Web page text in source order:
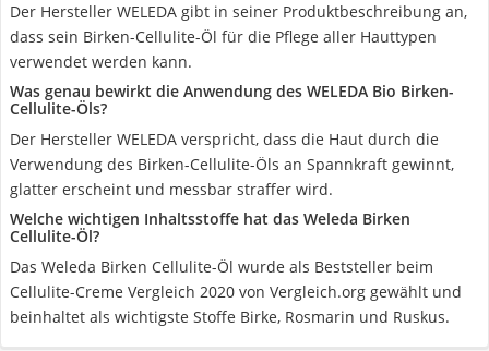
Der Hersteller WELEDA gibt in seiner Produktbeschreibung an,
dass sein Birken-Cellulite-Öl für die Pflege aller Hauttypen
verwendet werden kann.
Was genau bewirkt die Anwendung des WELEDA Bio Birken-
Cellulite-Öls?
Der Hersteller WELEDA verspricht, dass die Haut durch die
Verwendung des Birken-Cellulite-Öls an Spannkraft gewinnt,
glatter erscheint und messbar straffer wird.
Welche wichtigen Inhaltsstoffe hat das Weleda Birken
Cellulite-Öl?
Das Weleda Birken Cellulite-Öl wurde als Beststeller beim
Cellulite-Creme Vergleich 2020 von Vergleich.org gewählt und
beinhaltet als wichtigste Stoffe Birke, Rosmarin und Ruskus.